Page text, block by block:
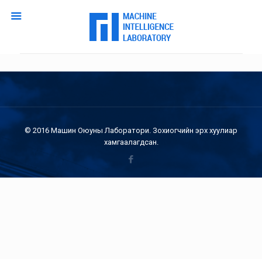
© 2016 Машин Оюуны Лаборатори. Зохиогчийн эрх хуулиар
хамгаалагдсан.